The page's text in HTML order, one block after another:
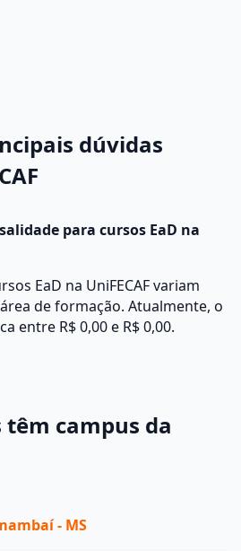
dúvidas
para cursos EaD na
EaD na UniFECAF variam
de formação. Atualmente, o
entre R$ 0,00 e R$ 0,00.
têm campus da
- MS